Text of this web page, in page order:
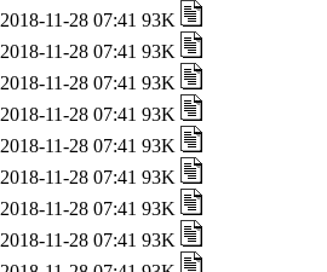
2018-11-28 07:41 93K
2018-11-28 07:41 93K
2018-11-28 07:41 93K
2018-11-28 07:41 93K
2018-11-28 07:41 93K
2018-11-28 07:41 93K
2018-11-28 07:41 93K
2018-11-28 07:41 93K